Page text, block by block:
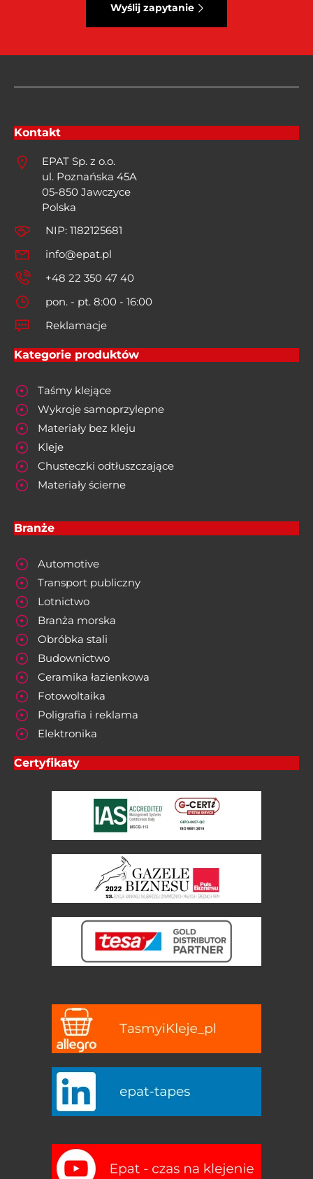
Wyślij zapytanie
Kontakt
EPAT Sp. z o.o.
ul. Poznańska 45A
05-850 Jawczyce
Polska
NIP: 1182125681
info@epat.pl
+48 22 350 47 40
pon. - pt. 8:00 - 16:00
Reklamacje
Kategorie produktów
Taśmy klejące
Wykroje samoprzylepne
Materiały bez kleju
Kleje
Chusteczki odtłuszczające
Materiały ścierne
Branże
Automotive
Transport publiczny
Lotnictwo
Branża morska
Obróbka stali
Budownictwo
Ceramika łazienkowa
Fotowoltaika
Poligrafia i reklama
Elektronika
Certyfikaty